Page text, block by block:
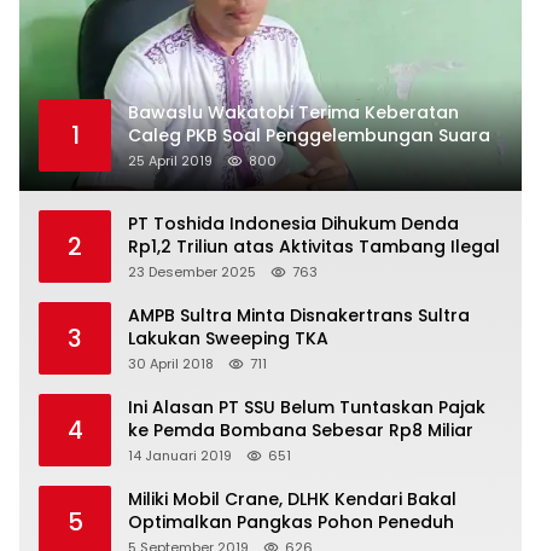
1
Bawaslu Wakatobi Terima Keberatan
Caleg PKB Soal Penggelembungan Suara
25 April 2019 800
2
PT Toshida Indonesia Dihukum Denda
Rp1,2 Triliun atas Aktivitas Tambang Ilegal
23 Desember 2025 763
3
AMPB Sultra Minta Disnakertrans Sultra
Lakukan Sweeping TKA
30 April 2018 711
4
Ini Alasan PT SSU Belum Tuntaskan Pajak
ke Pemda Bombana Sebesar Rp8 Miliar
14 Januari 2019 651
5
Miliki Mobil Crane, DLHK Kendari Bakal
Optimalkan Pangkas Pohon Peneduh
5 September 2019 626